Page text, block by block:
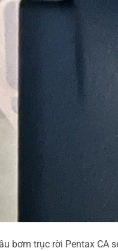
bơm trục rời Pentax CA